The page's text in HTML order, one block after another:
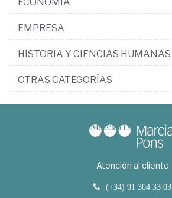
EMPRESA
HISTORIA Y CIENCIAS HUMANAS
OTRAS CATEGORÍAS
Atención al cliente
(+34) 91 304 33 03